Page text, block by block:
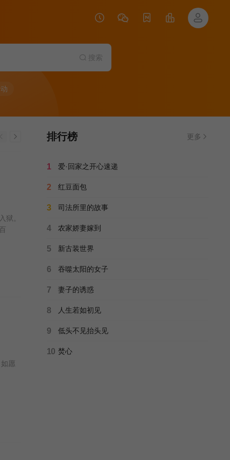
搜索
狱。
愿
排行榜 更多
1 爱·回家之开心速递
2 红豆面包
3 司法所里的故事
4 农家娇妻嫁到
5 新古装世界
6 吞噬太阳的女子
7 妻子的诱惑
8 人生若如初见
9 低头不见抬头见
10 焚心